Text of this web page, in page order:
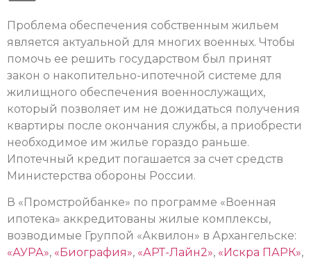
Проблема обеспечения собственным жильем
является актуальной для многих военных. Чтобы
помочь ее решить государством был принят
закон о накопительно-ипотечной системе для
жилищного обеспечения военнослужащих,
который позволяет им не дожидаться получения
квартиры после окончания службы, а приобрести
необходимое им жилье гораздо раньше.
Ипотечный кредит погашается за счет средств
Министерства обороны России.
В «Промстройбанке» по программе «Военная
ипотека» аккредитованы жилые комплексы,
возводимые Группой «Аквилон» в Архангельске:
«АУРА», «Биография», «АРТ-Лайн2», «Искра ПАРК»,